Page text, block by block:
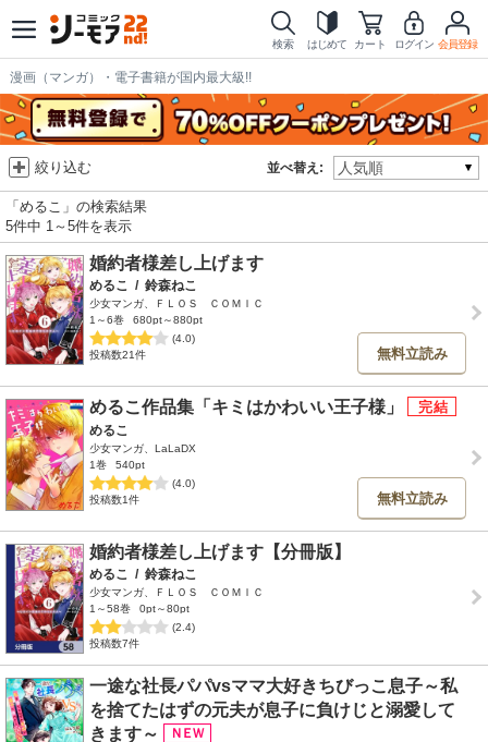
検索 はじめて カート ログイン 会員登録
漫画（マンガ）・電子書籍が国内最大級!!
並べ替え:
絞り込む
「めるこ」の検索結果
5件中 1～5件を表示
婚約者様差し上げます
めるこ / 鈴森ねこ
少女マンガ、ＦＬＯＳ ＣＯＭＩＣ
1～6巻
680pt～880pt
(4.0)
投稿数21件
無料立読み
めるこ作品集「キミはかわいい王子様」
めるこ
少女マンガ、LaLaDX
1巻
540pt
(4.0)
投稿数1件
無料立読み
婚約者様差し上げます【分冊版】
めるこ / 鈴森ねこ
少女マンガ、ＦＬＯＳ ＣＯＭＩＣ
1～58巻
0pt～80pt
(2.4)
投稿数7件
一途な社長パパvsママ大好きちびっこ息子～私
を捨てたはずの元夫が息子に負けじと溺愛して
きます～